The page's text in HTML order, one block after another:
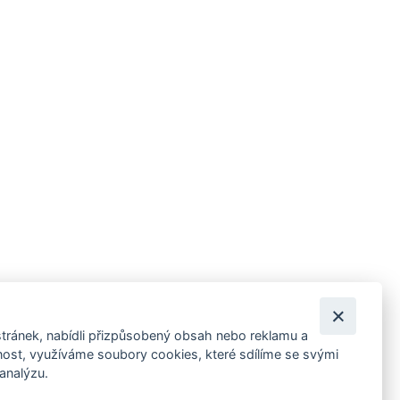
pozvánky na kulturní a sportovní akce?
nabídli přizpůsobený obsah nebo reklamu a
využíváme soubory cookies, které sdílíme se svými